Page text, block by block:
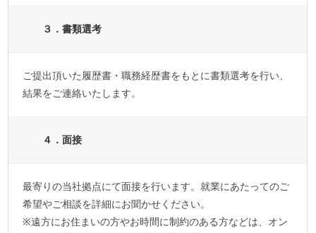
３．書類選考
ご提出頂いた履歴書・職務経歴書をもとに書類選考を行い、
結果をご連絡いたします。
４．面接
最寄りの当社拠点にて面接を行います。就業にあたってのご
希望やご相談を詳細にお聞かせください。
※遠方にお住まいの方やお時間に制約のある方などは、オン